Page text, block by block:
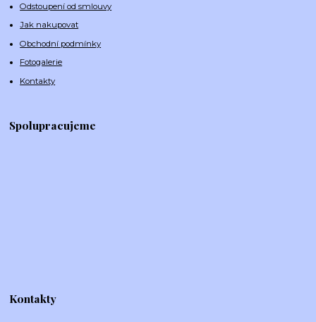
Odstoupení od smlouvy
Jak nakupovat
Obchodní podmínky
Fotogalerie
Kontakty
Spolupracujeme
Kontakty